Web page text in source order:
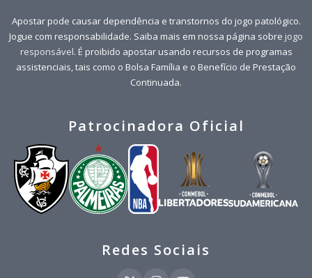
Apostar pode causar dependência e transtornos do jogo patológico.
Jogue com responsabilidade. Saiba mais em nossa página sobre jogo
responsável. É proibido apostar usando recursos de programas
assistenciais, tais como o Bolsa Família e o Benefício de Prestação
Continuada.
Patrocinadora Oficial
Redes Sociais